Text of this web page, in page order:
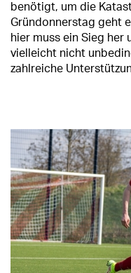
benötigt, um die
Gründonnerstag geht
hier muss ein Sieg her
vielleicht nicht
zahlreiche